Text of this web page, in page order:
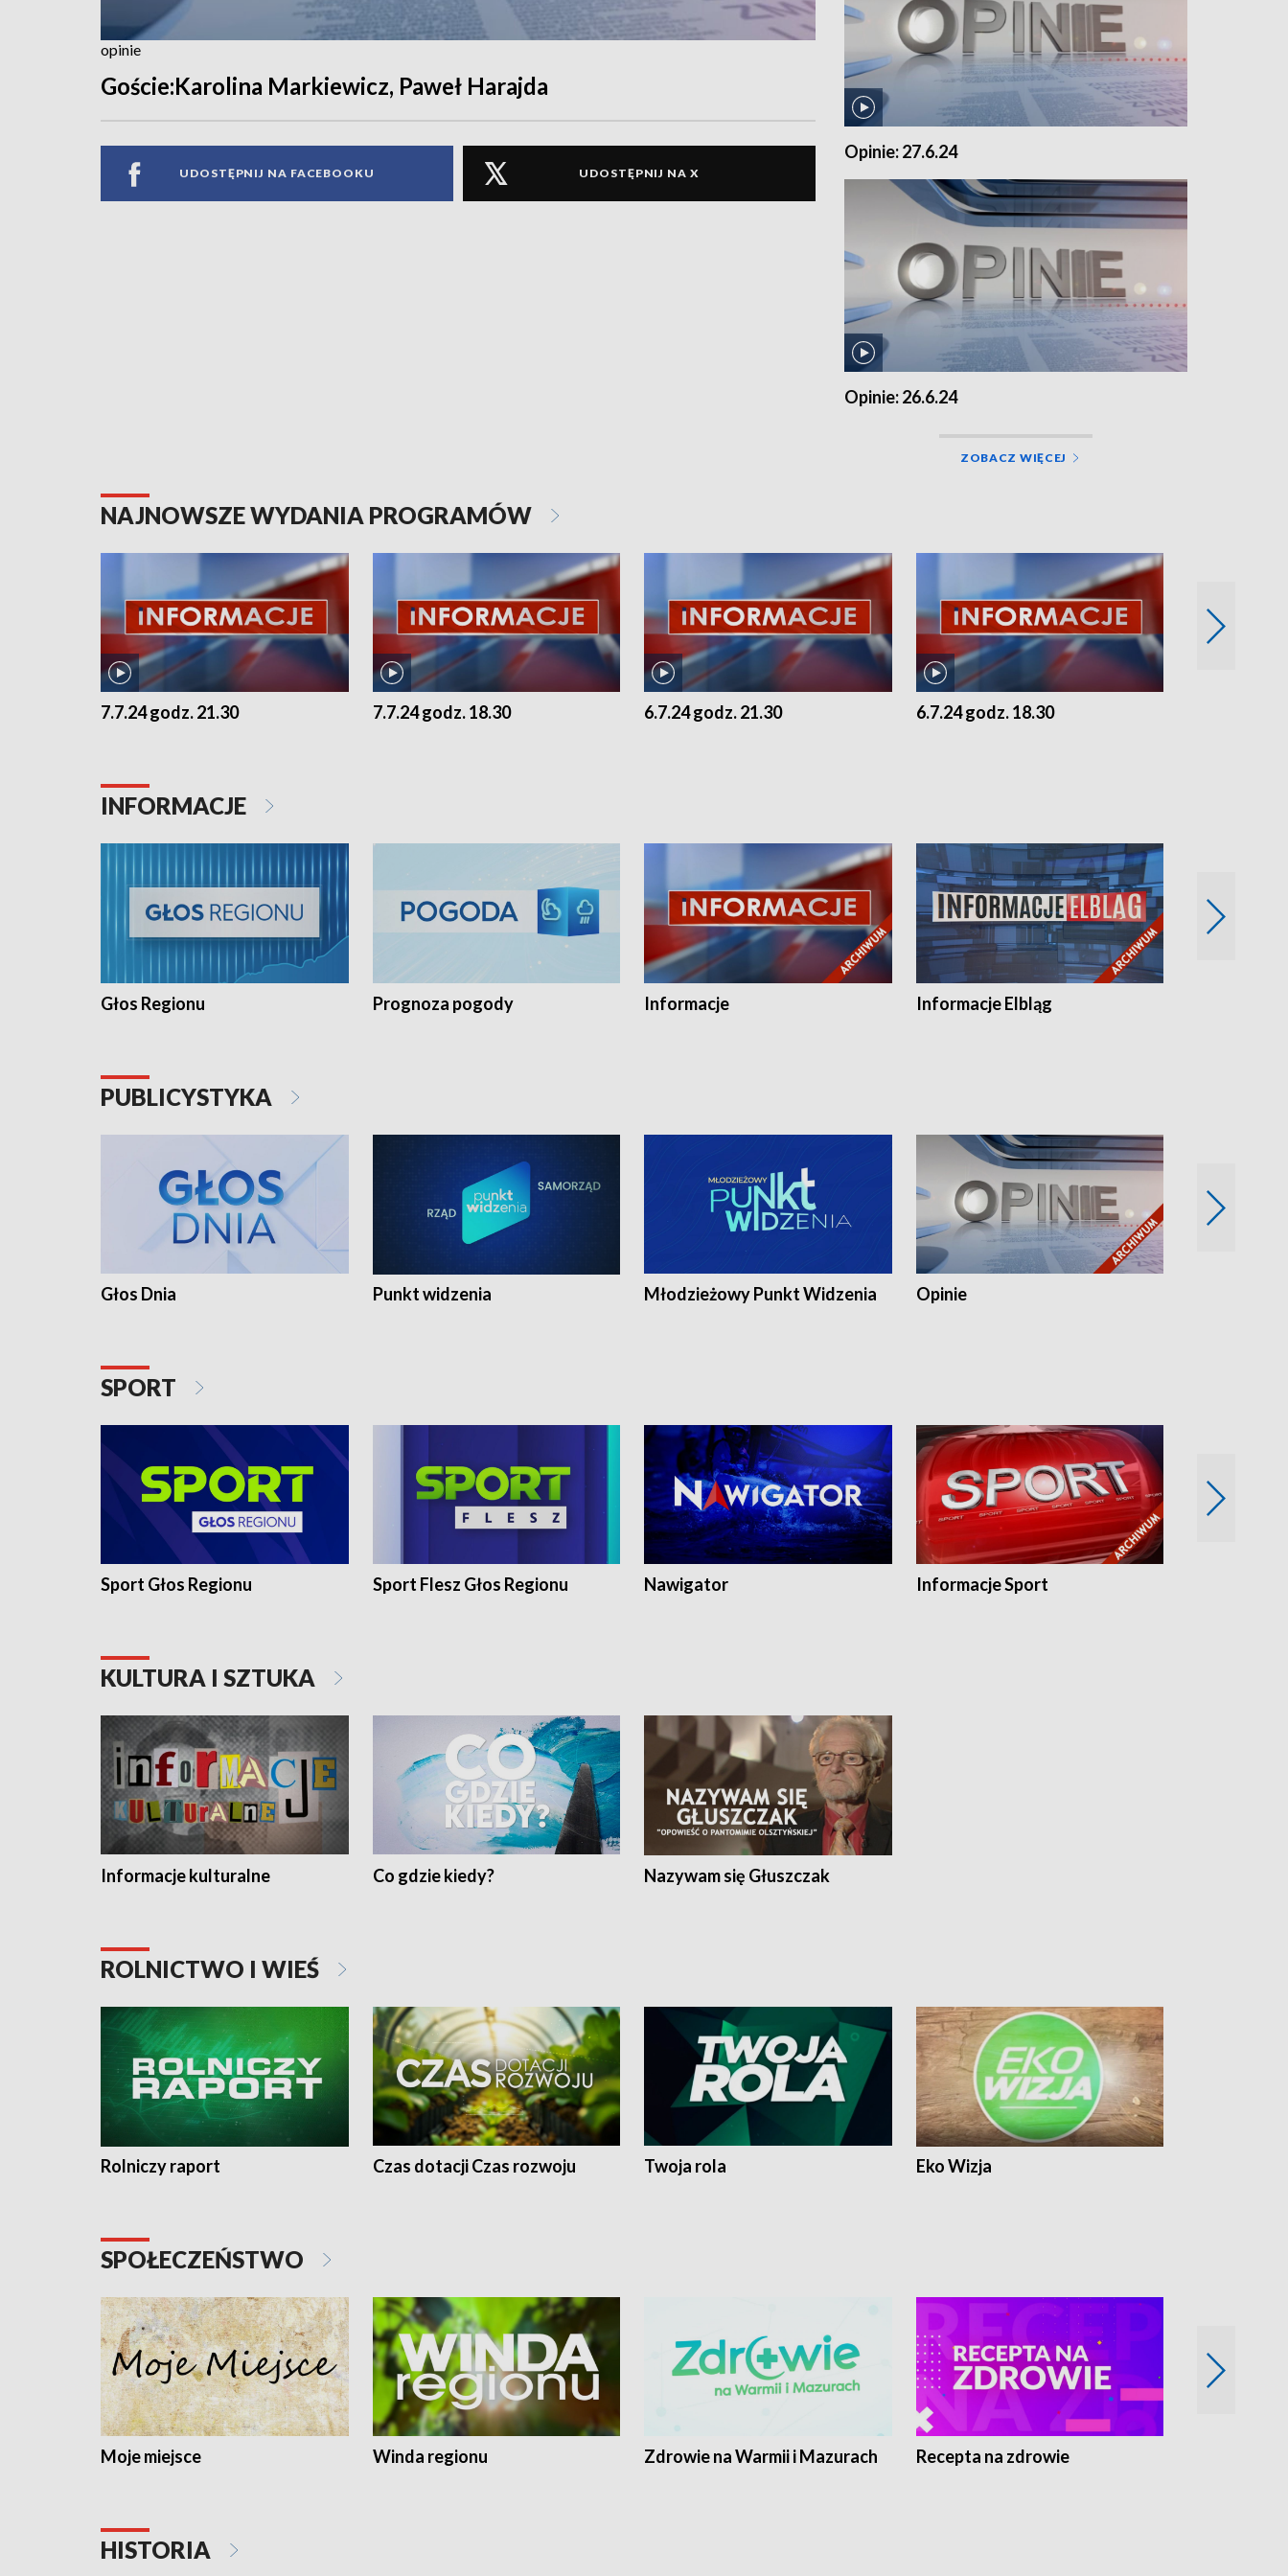
opinie
Goście:Karolina Markiewicz, Paweł Harajda
UDOSTĘPNIJ NA FACEBOOKU UDOSTĘPNIJ NA X
Opinie: 27.6.24
Opinie: 26.6.24
ZOBACZ WIĘCEJ
NAJNOWSZE WYDANIA PROGRAMÓW
7.7.24 godz. 21.30 7.7.24 godz. 18.30 6.7.24 godz. 21.30 6.7.24 godz. 18.30
INFORMACJE
Głos Regionu Prognoza pogody Informacje Informacje Elbląg
PUBLICYSTYKA
Głos Dnia Punkt widzenia Młodzieżowy Punkt Widzenia Opinie
SPORT
Sport Głos Regionu Sport Flesz Głos Regionu Nawigator Informacje Sport
KULTURA I SZTUKA
Informacje kulturalne Co gdzie kiedy? Nazywam się Głuszczak
ROLNICTWO I WIEŚ
Rolniczy raport Czas dotacji Czas rozwoju Twoja rola Eko Wizja
SPOŁECZEŃSTWO
Moje miejsce Winda regionu Zdrowie na Warmii i Mazurach Recepta na zdrowie
HISTORIA